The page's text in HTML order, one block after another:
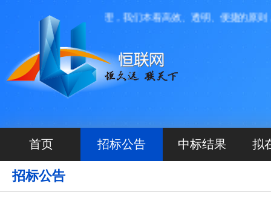
公司投资运营管理，我们本着高效、透明、便捷的原则，
首页 招标公告 中标结果 拟
招标公告